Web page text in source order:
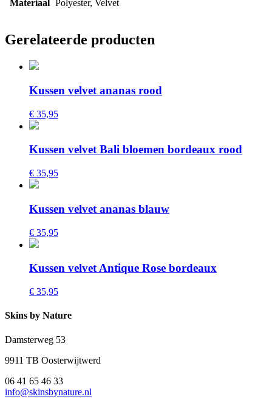
Materiaal Polyester, Velvet
Gerelateerde producten
Kussen velvet ananas rood
€ 35,95
Kussen velvet Bali bloemen bordeaux rood
€ 35,95
Kussen velvet ananas blauw
€ 35,95
Kussen velvet Antique Rose bordeaux
€ 35,95
Skins by Nature
Damsterweg 53
9911 TB Oosterwijtwerd
06 41 65 46 33
info@skinsbynature.nl